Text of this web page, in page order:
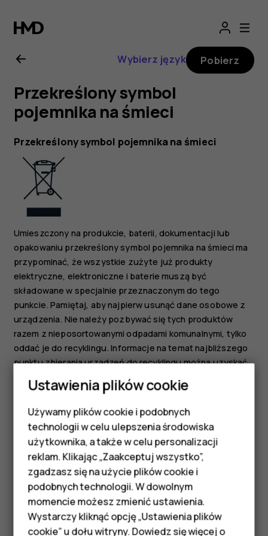
Instrukcja
obsługi
telefonu
Nokia
7
Plus
Smartfony
Telefony z funkcjami
podstawowymi
Akcesoria
HMD Terra M
Wybierz język Pobierz
Przekreślony symbol
pojemnika na śmieci
Przekreślony symbol pojemnika na śmieci
Umieszczony na produkcie, baterii, dokumentacji lub
opakowaniu przekreślony symbol pojemnika na śmieci ma
przypominać, że wszystkie zużyte już produkty
elektryczne, elektroniczne i baterie muszą być
składowane w specjalnie przeznaczonym do tego
punkcie. Pamiętaj, aby najpierw usunąć dane osobowe z
urządzenia. Nie należy pozbywać się tych produktów
razem z nieposortowanymi odpadami komunalnymi, tylko
oddać je do recyklingu. Informacje na temat najbliższego
punktu zbierania urządzeń do recyklingu można uzyskać
od lokalnych władz odpowiedzialnych za gospodarkę
odpadami. Zachęcamy także do odwiedzenia strony
www.hmd.com/phones/support/topics/recycle
zapoznania się z informacjami o programie odbioru
zużytych urządzeń HMD i jego dostępności w Twoim
kraju.
Ustawienia plików cookie
Używamy plików cookie i podobnych
technologii w celu ulepszenia środowiska
użytkownika, a także w celu personalizacji
reklam. Klikając „Zaakceptuj wszystko”,
zgadzasz się na użycie plików cookie i
podobnych technologii. W dowolnym
momencie możesz zmienić ustawienia.
Wystarczy kliknąć opcję „Ustawienia plików
cookie” u dołu witryny. Dowiedz się więcej o